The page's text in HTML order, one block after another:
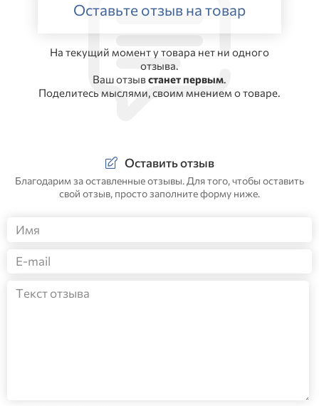
Оставьте отзыв на товар
На текущий момент у товара нет ни одного
отзыва.
Ваш отзывстанет первым.
Поделитесь мыслями, своим мнением о товаре.
Оставить отзыв
Благодарим за оставленные отзывы. Для того, чтобы оставить
свой отзыв, просто заполните форму ниже.